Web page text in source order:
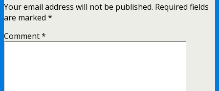
Your email address will not be published. Required fields
are marked *
Comment*